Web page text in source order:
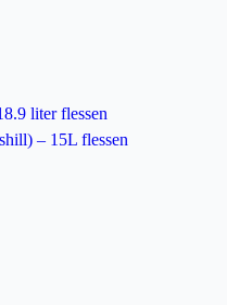
liter flessen
– 15L flessen